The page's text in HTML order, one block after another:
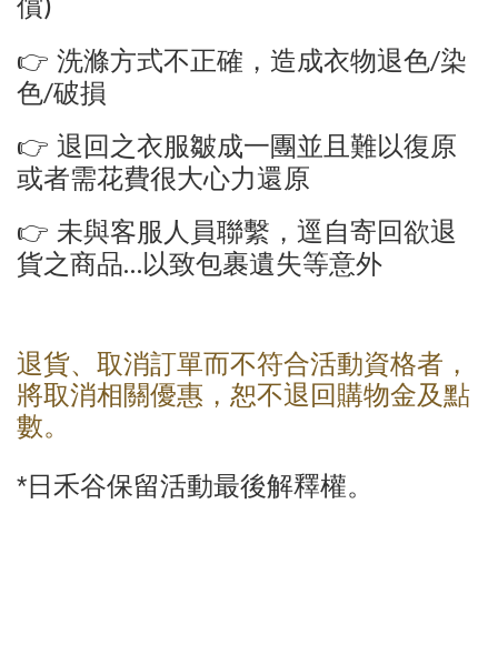
償
👉 洗滌方式不正確，造成衣物退色/染
色/破損
👉 退回之衣服皺成一團並且難以復原
或者需花費很大心力還原
👉 未與客服人員聯繫，逕自寄回欲退
貨之商品…以致包裹遺失等意外
退貨、取消訂單而不符合活動資格者，
將取消相關優惠，恕不退回購物金及點
數。
*日禾谷保留活動最後解釋權。